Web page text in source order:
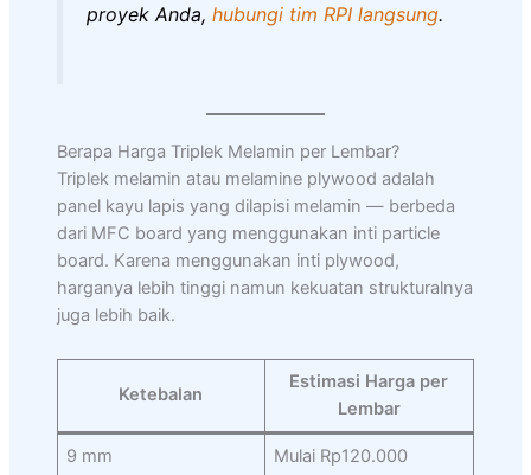
proyek Anda, hubungi tim RPI langsung.
Berapa Harga Triplek Melamin per Lembar?
Triplek melamin atau melamine plywood adalah
panel kayu lapis yang dilapisi melamin — berbeda
dari MFC board yang menggunakan inti particle
board. Karena menggunakan inti plywood,
harganya lebih tinggi namun kekuatan strukturalnya
juga lebih baik.
Ketebalan
Estimasi Harga per
Lembar
9 mm Mulai Rp120.000